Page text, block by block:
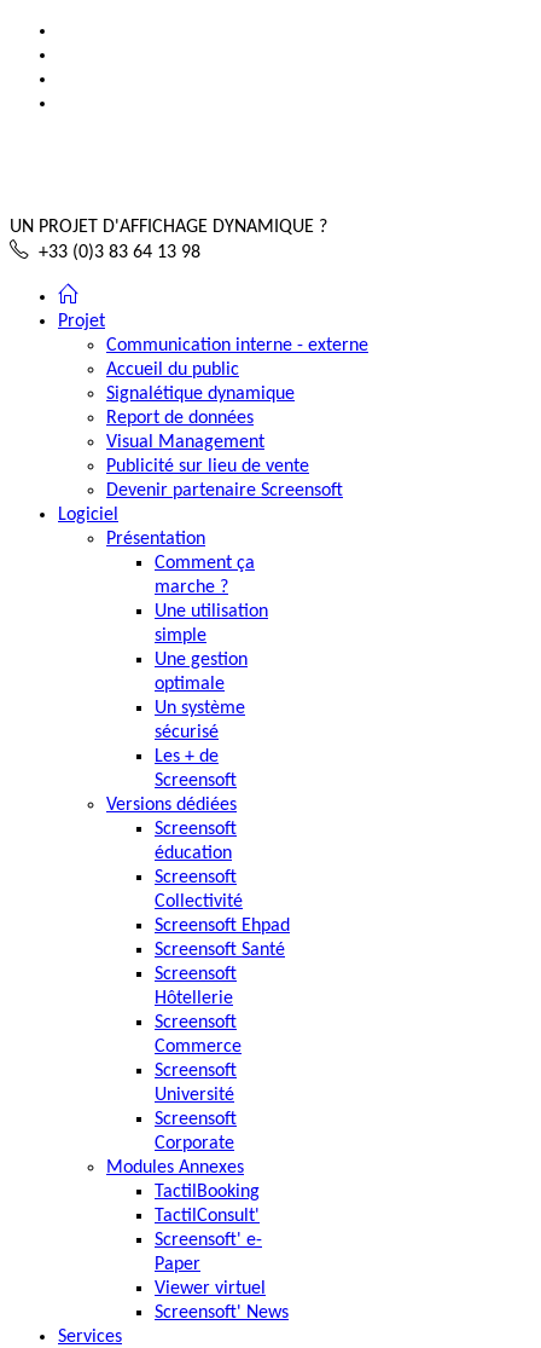
UN PROJET D'AFFICHAGE DYNAMIQUE ?
+33 (0)3 83 64 13 98
Projet
Communication interne - externe
Accueil du public
Signalétique dynamique
Report de données
Visual Management
Publicité sur lieu de vente
Devenir partenaire Screensoft
Logiciel
Présentation
Comment ça
marche ?
Une utilisation
simple
Une gestion
optimale
Un système
sécurisé
Les + de
Screensoft
Versions dédiées
Screensoft
éducation
Screensoft
Collectivité
Screensoft Ehpad
Screensoft Santé
Screensoft
Hôtellerie
Screensoft
Commerce
Screensoft
Université
Screensoft
Corporate
Modules Annexes
TactilBooking
TactilConsult'
Screensoft' e-
Paper
Viewer virtuel
Screensoft' News
Services